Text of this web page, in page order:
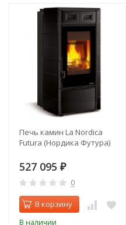
Печь камин La Nordica
Futura (Нордика Футура)
527 095 ₽
0
В корзину
В наличии